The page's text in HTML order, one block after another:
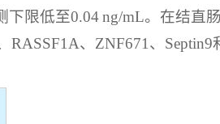
限低至0.04 ng/mL。在结直
、ZNF671、Septin9